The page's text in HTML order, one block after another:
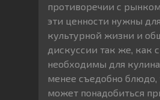
противоречии с
эти ценности нужны
культурной жизни и
дискуссии так же, как
необходимы для
менее съедобно
может понадобиться